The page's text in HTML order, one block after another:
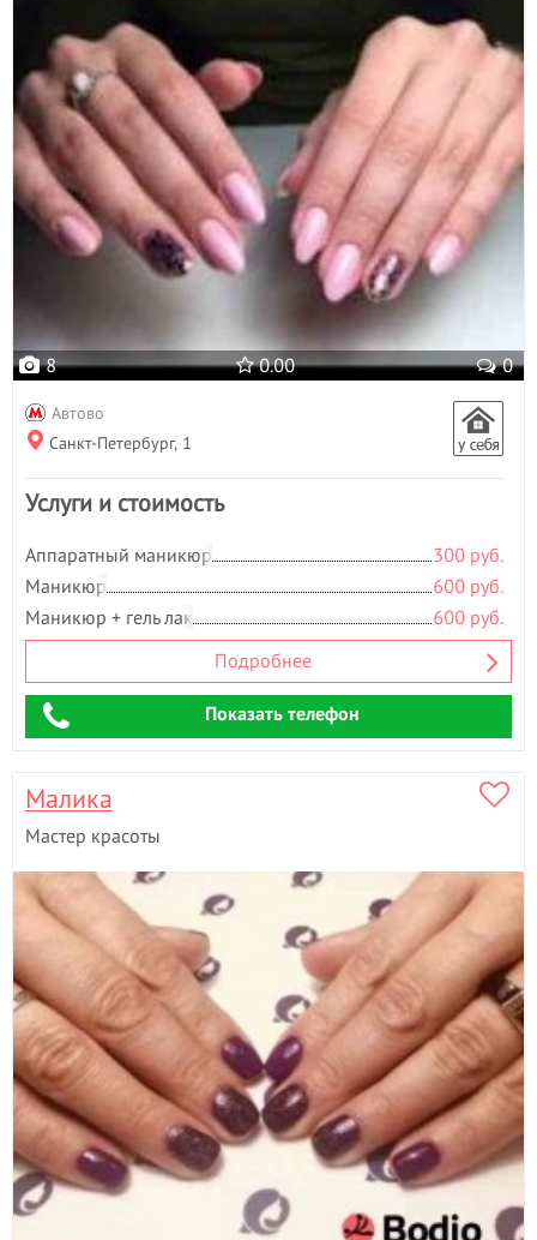
8 0.00 0
Автово
Санкт-Петербург, 1
Услуги и стоимость
Аппаратный маникюр
300 руб.
Маникюр
600 руб.
Маникюр + гель лак
600 руб.
Подробнее
Показать телефон
Малика
Мастер красоты